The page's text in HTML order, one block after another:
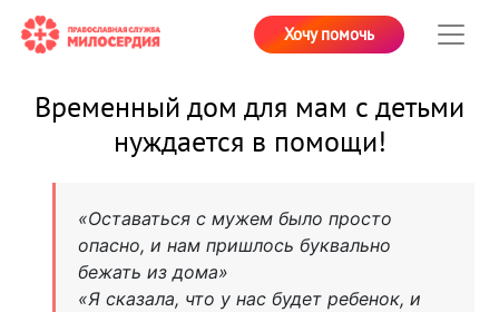
Хочу помочь
Временный дом для мам с детьми
нуждается в помощи!
«Оставаться с мужем было просто
опасно, и нам пришлось буквально
бежать из дома»
«Я сказала, что у нас будет ребенок, и